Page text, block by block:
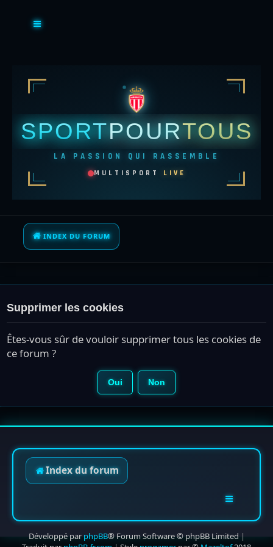
SPORTPOURTOUS
LA PASSION QUI RASSEMBLE
MULTISPORT LIVE
INDEX DU FORUM
Supprimer les cookies
Êtes-vous sûr de vouloir supprimer tous les cookies de
ce forum ?
Index du forum
Développé parphpBB® Forum Software © phpBB Limited |